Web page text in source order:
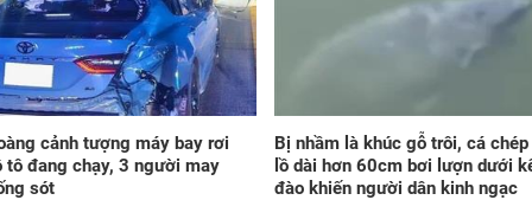
cảnh tượng máy bay rơi
tô đang chạy, 3 người may
sót
Bị nhầm là khúc gỗ trôi, cá
lồ dài hơn 60cm bơi lượn dưới
đào khiến người dân kinh ngạc